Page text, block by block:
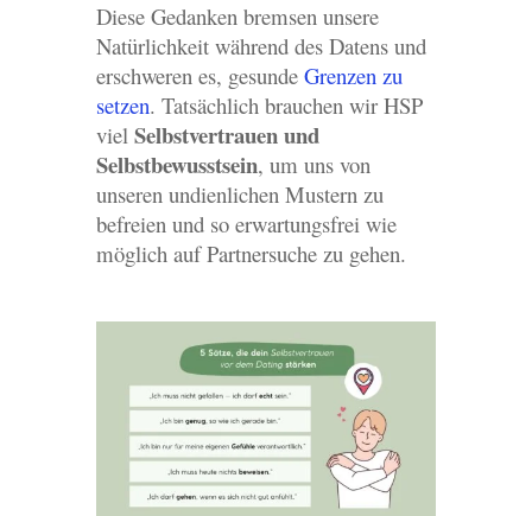
Diese Gedanken bremsen unsere
Natürlichkeit während des Datens und
erschweren es, gesunde Grenzen zu
setzen. Tatsächlich brauchen wir HSP
viel Selbstvertrauen und
Selbstbewusstsein, um uns von
unseren undienlichen Mustern zu
befreien und so erwartungsfrei wie
möglich auf Partnersuche zu gehen.